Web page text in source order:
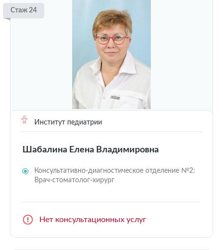
Стаж 24
Институт педиатрии
Шабалина Елена Владимировна
Консультативно-диагностическое отделение №2:
Врач-стоматолог-хирург
Нет консультационных услуг